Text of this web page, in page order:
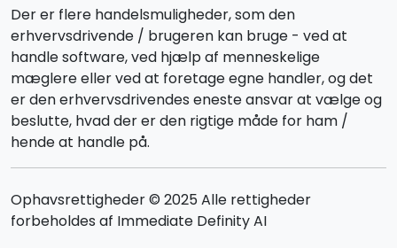
Der er flere handelsmuligheder, som den
erhvervsdrivende / brugeren kan bruge - ved at
handle software, ved hjælp af menneskelige
mæglere eller ved at foretage egne handler, og det
er den erhvervsdrivendes eneste ansvar at vælge og
beslutte, hvad der er den rigtige måde for ham /
hende at handle på.
Ophavsrettigheder © 2025 Alle rettigheder
forbeholdes af Immediate Definity AI